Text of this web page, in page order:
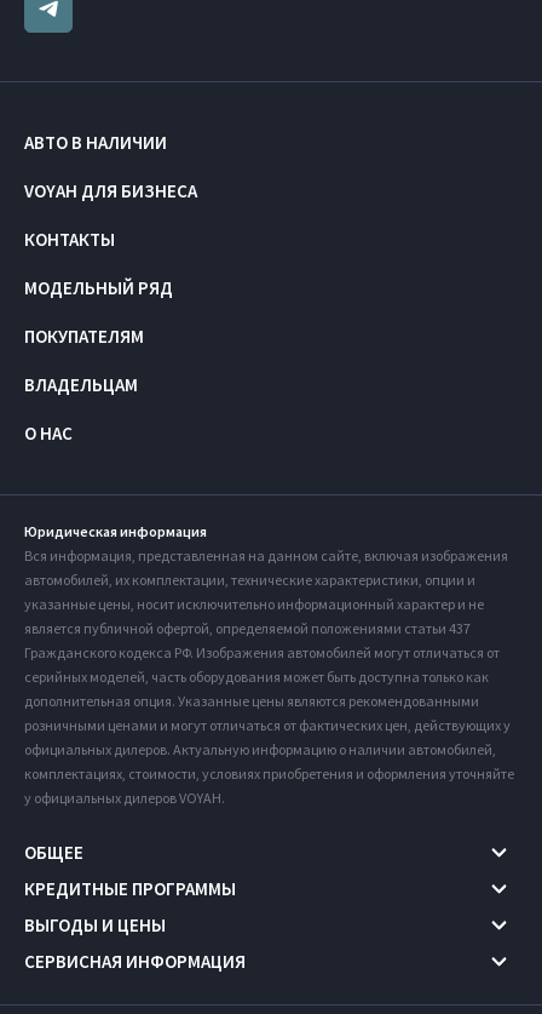
АВТО В НАЛИЧИИ
VOYAH ДЛЯ БИЗНЕСА
КОНТАКТЫ
МОДЕЛЬНЫЙ РЯД
ПОКУПАТЕЛЯМ
ВЛАДЕЛЬЦАМ
О НАС
Юридическая информация
Вся информация, представленная на данном сайте, включая изображения
автомобилей, их комплектации, технические характеристики, опции и
указанные цены, носит исключительно информационный характер и не
является публичной офертой, определяемой положениями статьи 437
Гражданского кодекса РФ. Изображения автомобилей могут отличаться от
серийных моделей, часть оборудования может быть доступна только как
дополнительная опция. Указанные цены являются рекомендованными
розничными ценами и могут отличаться от фактических цен, действующих у
официальных дилеров. Актуальную информацию о наличии автомобилей,
комплектациях, стоимости, условиях приобретения и оформления уточняйте
у официальных дилеров VOYAH.
ОБЩЕЕ
КРЕДИТНЫЕ ПРОГРАММЫ
ВЫГОДЫ И ЦЕНЫ
СЕРВИСНАЯ ИНФОРМАЦИЯ